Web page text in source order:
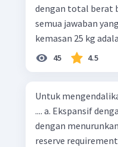
dengan total berat
semua jawaban
kemasan 25 kg
buah. Total berat
beras kemasan 25
Rp14.000,
Vina? A.
45 4.5
Untuk
.... a. Ekspansif
dengan
reserve